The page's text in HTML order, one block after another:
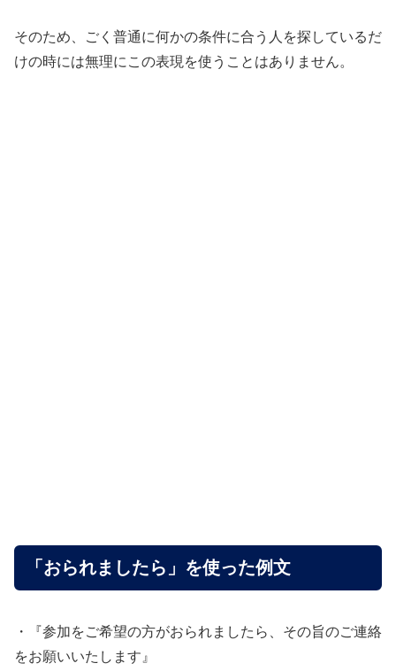
そのため、ごく普通に何かの条件に合う人を探しているだ
けの時には無理にこの表現を使うことはありません。
「おられましたら」を使った例文
・『参加をご希望の方がおられましたら、その旨のご連絡
をお願いいたします』